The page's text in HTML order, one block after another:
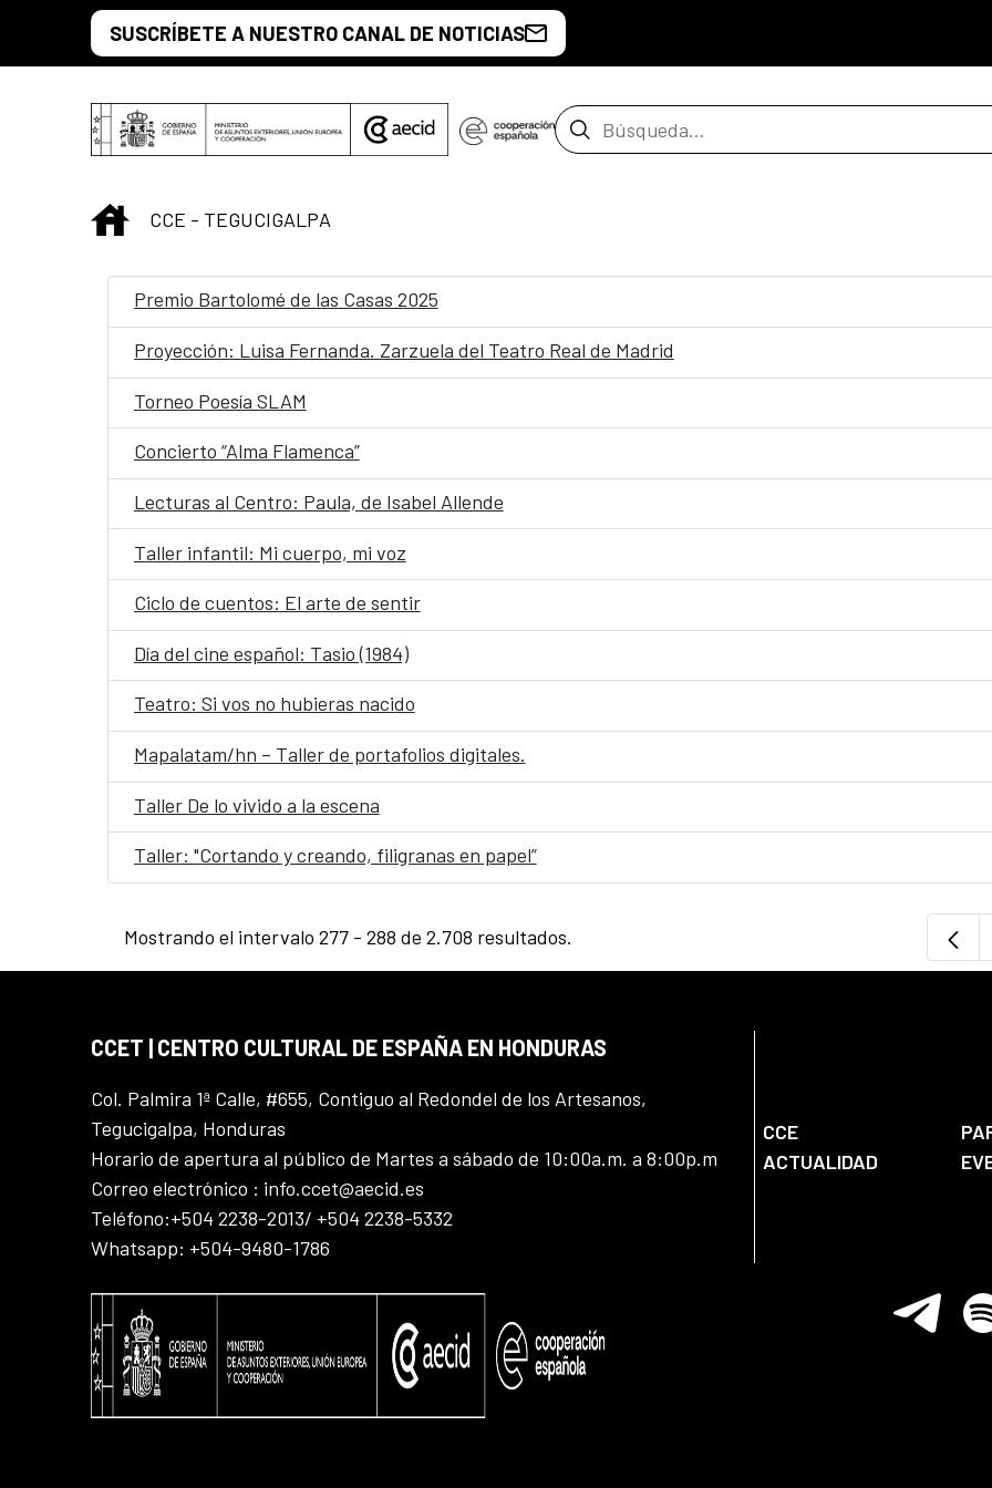
Saltar al contenido principal
SUSCRÍBETE A NUESTRO CANAL DE NOTICIAS
Barra de búsqueda
INICIO
CCE - TEGUCIGALPA
Premio Bartolomé de las Casas 2025
Proyección: Luisa Fernanda. Zarzuela del Teatro Real de Madrid
Torneo Poesía SLAM
Concierto “Alma Flamenca”
Lecturas al Centro: Paula, de Isabel Allende
Taller infantil: Mi cuerpo, mi voz
Ciclo de cuentos: El arte de sentir
Día del cine español: Tasio (1984)
Teatro: Si vos no hubieras nacido
Mapalatam/hn – Taller de portafolios digitales.
Taller De lo vivido a la escena
Taller: "Cortando y creando, filigranas en papel”
Mostrando el intervalo 277 - 288 de 2.708 resultados.
CCET | CENTRO CULTURAL DE ESPAÑA EN HONDURAS
Col. Palmira 1ª Calle, #655, Contiguo al Redondel de los Artesanos,
Tegucigalpa, Honduras
Horario de apertura al público de Martes a sábado de 10:00a.m. a 8:00p.m
Correo electrónico : info.ccet@aecid.es
Teléfono:+504 2238-2013/ +504 2238-5332
Whatsapp: +504-9480-1786
CCE
ACTUALIDAD
Telegram